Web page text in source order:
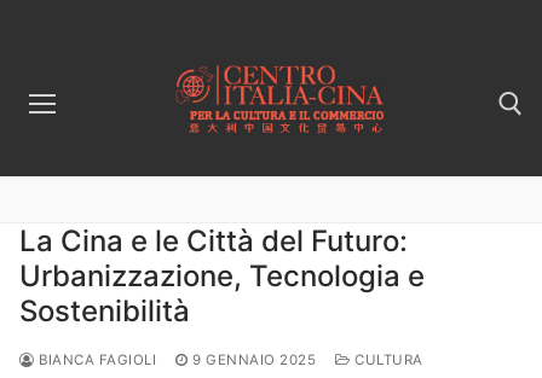
La Cina e le Città del Futuro:
Urbanizzazione, Tecnologia e
Sostenibilità
BIANCA FAGIOLI 9 GENNAIO 2025 CULTURA